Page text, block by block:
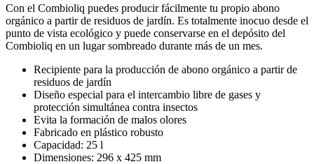
Con el Combioliq puedes producir fácilmente tu propio abono
orgánico a partir de residuos de jardín. Es totalmente inocuo desde el
punto de vista ecológico y puede conservarse en el depósito del
Combioliq en un lugar sombreado durante más de un mes.
Recipiente para la producción de abono orgánico a partir de
residuos de jardín
Diseño especial para el intercambio libre de gases y
protección simultánea contra insectos
Evita la formación de malos olores
Fabricado en plástico robusto
Capacidad: 25 l
Dimensiones: 296 x 425 mm